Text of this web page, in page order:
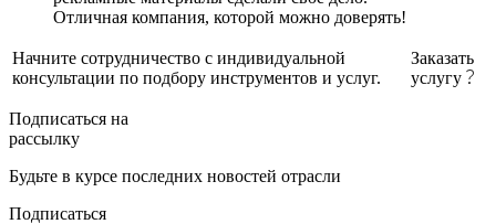
Отличная компания, которой можно доверять!
Начните сотрудничество с индивидуальной
консультации по подбору инструментов и услуг.
Заказать
услугу
Подписаться на
рассылку
Будьте в курсе последних новостей отрасли
Подписаться